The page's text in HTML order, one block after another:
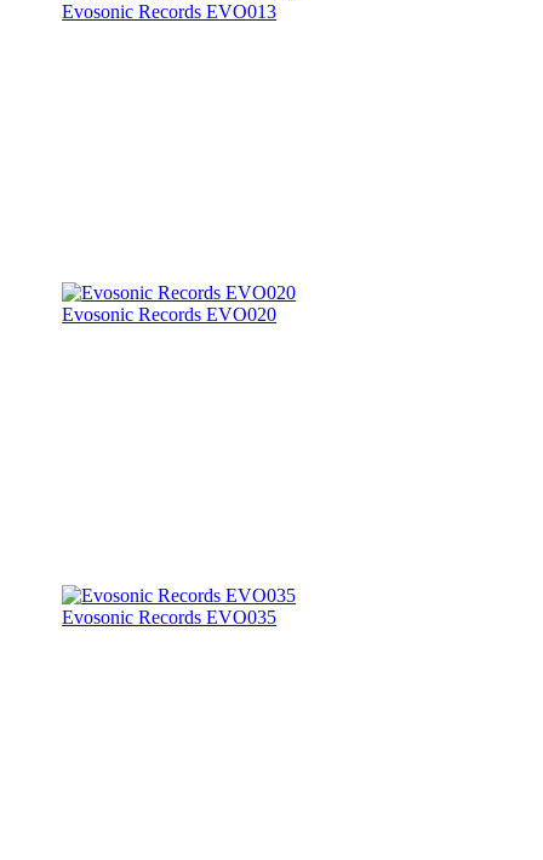
Evosonic Records EVO013
Evosonic Records EVO020
Evosonic Records EVO035